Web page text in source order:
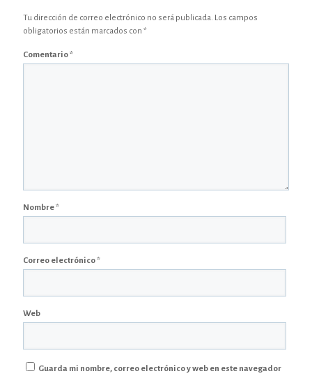
Tu dirección de correo electrónico no será publicada. Los campos
obligatorios están marcados con *
Comentario*
Nombre*
Correo electrónico*
Web
Guarda mi nombre, correo electrónico y web en este navegador